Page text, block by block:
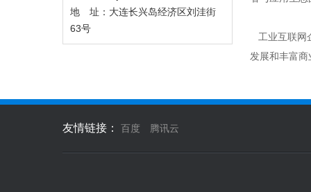
地 址：大连长兴岛经济区刘洼街
63号
工业互联网
发展和丰富商
友情链接： 百度 腾讯云